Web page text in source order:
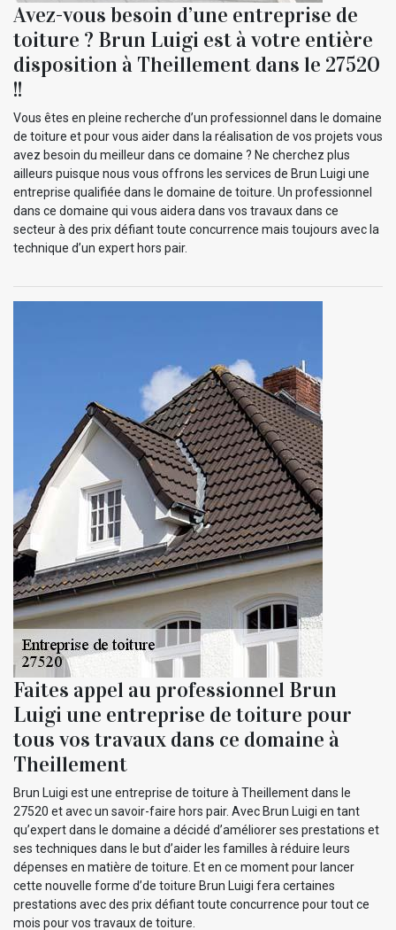
Avez-vous besoin d’une entreprise de
toiture ? Brun Luigi est à votre entière
disposition à Theillement dans le 27520
!!
Vous êtes en pleine recherche d’un professionnel dans le domaine
de toiture et pour vous aider dans la réalisation de vos projets vous
avez besoin du meilleur dans ce domaine ? Ne cherchez plus
ailleurs puisque nous vous offrons les services de Brun Luigi une
entreprise qualifiée dans le domaine de toiture. Un professionnel
dans ce domaine qui vous aidera dans vos travaux dans ce
secteur à des prix défiant toute concurrence mais toujours avec la
technique d’un expert hors pair.
Faites appel au professionnel Brun
Luigi une entreprise de toiture pour
tous vos travaux dans ce domaine à
Theillement
Brun Luigi est une entreprise de toiture à Theillement dans le
27520 et avec un savoir-faire hors pair. Avec Brun Luigi en tant
qu’expert dans le domaine a décidé d’améliorer ses prestations et
ses techniques dans le but d’aider les familles à réduire leurs
dépenses en matière de toiture. Et en ce moment pour lancer
cette nouvelle forme d’de toiture Brun Luigi fera certaines
prestations avec des prix défiant toute concurrence pour tout ce
mois pour vos travaux de toiture.